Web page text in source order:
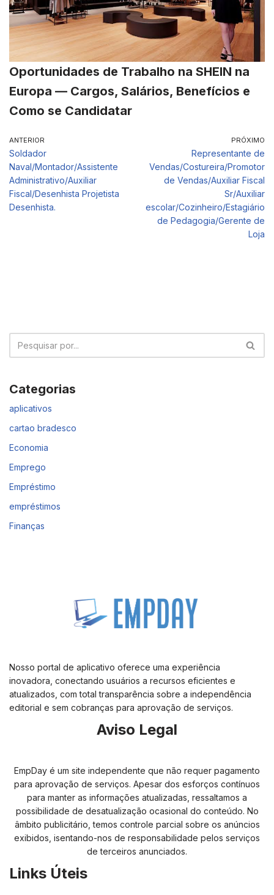
Oportunidades de Trabalho na SHEIN na
Europa — Cargos, Salários, Benefícios e
Como se Candidatar
ANTERIOR
Soldador
Naval/Montador/Assistente
Administrativo/Auxiliar
Fiscal/Desenhista Projetista
Desenhista.
PRÓXIMO
Representante de
Vendas/Costureira/Promotor
de Vendas/Auxiliar Fiscal
Sr/Auxiliar
escolar/Cozinheiro/Estagiário
de Pedagogia/Gerente de
Loja
Categorias
aplicativos
cartao bradesco
Economia
Emprego
Empréstimo
empréstimos
Finanças
Nosso portal de aplicativo oferece uma experiência
inovadora, conectando usuários a recursos eficientes e
atualizados, com total transparência sobre a independência
editorial e sem cobranças para aprovação de serviços.
Aviso Legal
EmpDay é um site independente que não requer pagamento
para aprovação de serviços. Apesar dos esforços contínuos
para manter as informações atualizadas, ressaltamos a
possibilidade de desatualização ocasional do conteúdo. No
âmbito publicitário, temos controle parcial sobre os anúncios
exibidos, isentando-nos de responsabilidade pelos serviços
de terceiros anunciados.
Links Úteis